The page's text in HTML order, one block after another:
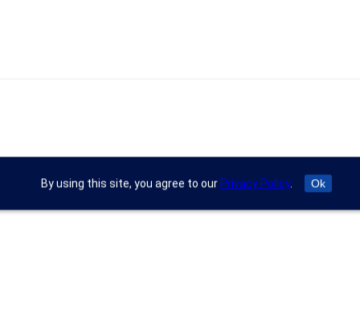
By using this site, you agree to our Privacy Policy. Ok